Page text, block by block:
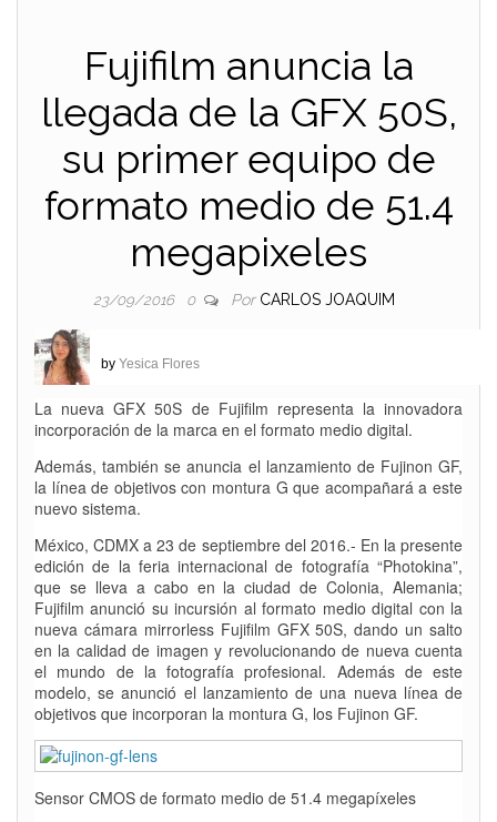
Fujifilm anuncia la
llegada de la GFX 50S,
su primer equipo de
formato medio de 51.4
megapixeles
23/09/2016 0 Por CARLOS JOAQUIM
by Yesica Flores
La nueva GFX 50S de Fujifilm representa la innovadora
incorporación de la marca en el formato medio digital.
Además, también se anuncia el lanzamiento de Fujinon GF,
la línea de objetivos con montura G que acompañará a este
nuevo sistema.
México, CDMX a 23 de septiembre del 2016.- En la presente
edición de la feria internacional de fotografía “Photokina”,
que se lleva a cabo en la ciudad de Colonia, Alemania;
Fujifilm anunció su incursión al formato medio digital con la
nueva cámara mirrorless Fujifilm GFX 50S, dando un salto
en la calidad de imagen y revolucionando de nueva cuenta
el mundo de la fotografía profesional. Además de este
modelo, se anunció el lanzamiento de una nueva línea de
objetivos que incorporan la montura G, los Fujinon GF.
Sensor CMOS de formato medio de 51.4 megapíxeles